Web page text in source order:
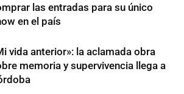
las entradas para su único
en el país
vida anterior»: la aclamada obra
memoria y supervivencia llega a